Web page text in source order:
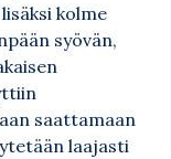
kolme
syövän,
saattamaan
laajasti